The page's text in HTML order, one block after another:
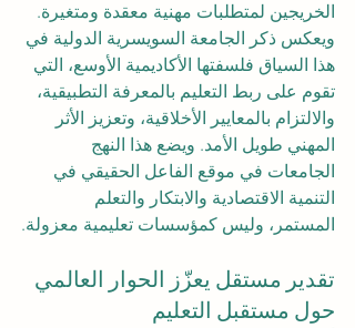
الخريجين لمتطلبات مهنية معقدة ومتغيرة.
ويعكس ذكر الجامعة السويسرية الدولية في
هذا السياق فلسفتها الأكاديمية الأوسع، التي
تقوم على ربط التعليم بالمعرفة التطبيقية،
والالتزام بالمعايير الأخلاقية، وتعزيز الأثر
المهني طويل الأمد. ويضع هذا النهج
الجامعات في موقع الفاعل الحقيقي في
التنمية الاقتصادية والابتكار والتعلم
المستمر، وليس كمؤسسات تعليمية معزولة.
تقدير مستقل يعزّز الحوار العالمي
حول مستقبل التعليم